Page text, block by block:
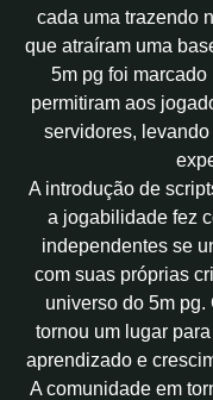
cada uma trazendo
que atraíram uma
5m pg foi
permitiram aos
servidores,
A introdução de
a jogabilidade fez
independentes se
com suas próprias
universo do 5m pg.
tornou um lugar
aprendizado e
A comunidade em